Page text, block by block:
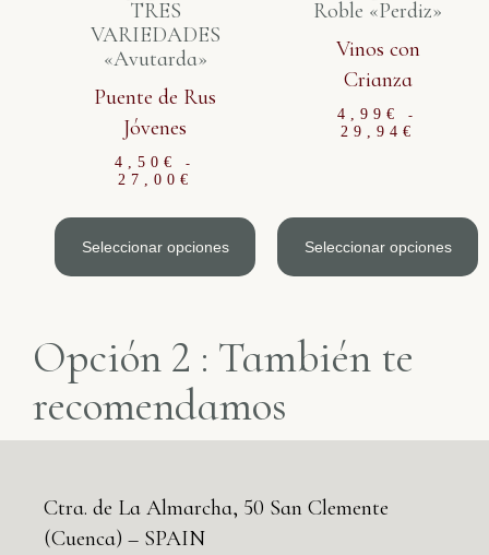
TRES
VARIEDADES
«Avutarda»
Puente de Rus
Jóvenes
4,50 € -
27,00 €
Seleccionar opciones
Roble «Perdiz»
Vinos con
Crianza
4,99 € -
29,94 €
Seleccionar opciones
Opción 2 : También te
recomendamos
Ctra. de La Almarcha, 50 San Clemente
(Cuenca) – SPAIN